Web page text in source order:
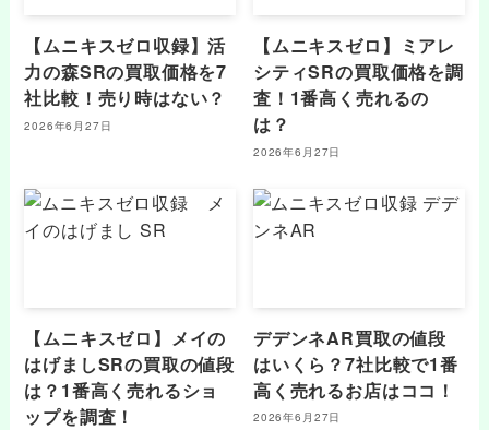
【ムニキスゼロ収録】活
力の森SRの買取価格を7
社比較！売り時はない？
2026年6月27日
【ムニキスゼロ】ミアレ
シティSRの買取価格を調
査！1番高く売れるの
は？
2026年6月27日
【ムニキスゼロ】メイの
はげましSRの買取の値段
は？1番高く売れるショ
ップを調査！
デデンネAR買取の値段
はいくら？7社比較で1番
高く売れるお店はココ！
2026年6月27日